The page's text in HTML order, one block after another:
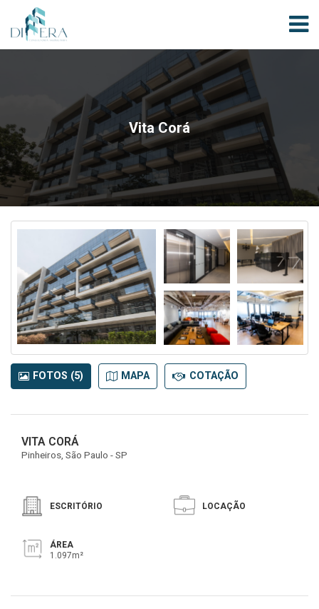
Vita Corá
FOTOS (5) MAPA COTAÇÃO
VITA CORÁ
Pinheiros, São Paulo - SP
ESCRITÓRIO LOCAÇÃO
ÁREA
1.097m²